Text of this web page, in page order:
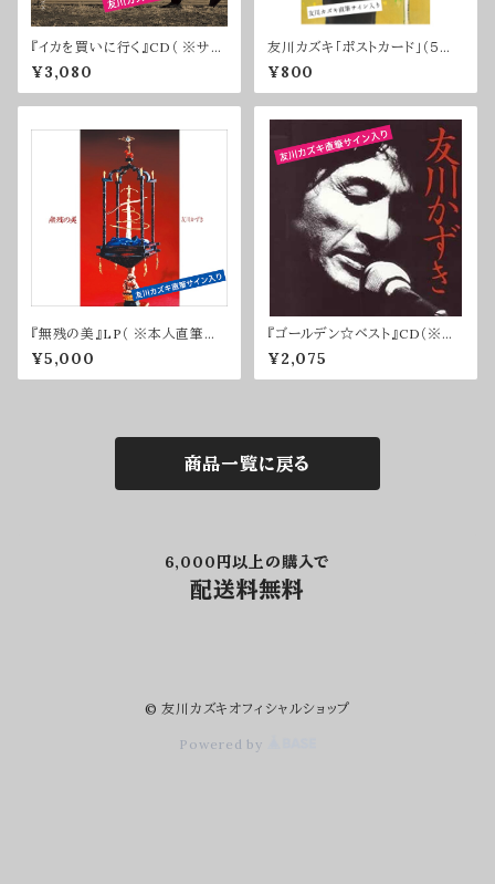
『イカを買いに行く』CD（ ※サイ
ン入り）
¥3,080
友川カズキ「ポストカード」（５枚
入り）※サイン入り
¥800
『無残の美』LP（ ※本人直筆サ
イン入り）
¥5,000
『ゴールデン☆ベスト』CD（※サ
イン入り）
¥2,075
商品一覧に戻る
6,000円以上の購入で
配送料無料
© 友川カズキオフィシャルショップ
Powered by